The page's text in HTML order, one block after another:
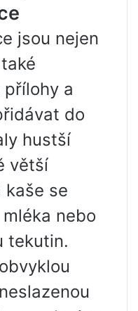
jsou nejen
a
do
hustší
větší
kaše se
nebo
tekutin.